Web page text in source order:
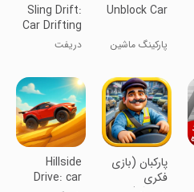
Unblock Car
پارکینگ ماشین
Sling Drift:
Car Drifting
Game
دریفت
‏پارکبان (بازی
فکری
Hillside
Drive: car